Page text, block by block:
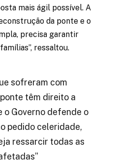
mais ágil possível. A
da ponte e o
precisa garantir
ressaltou.
sofreram com
têm direito a
o Governo defende o
pedido celeridade,
ressarcir todas as